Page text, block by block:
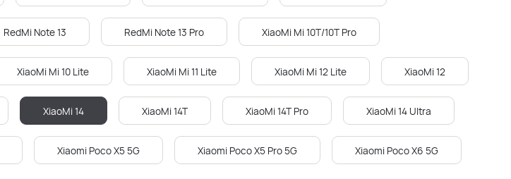
RedMi Note 13 RedMi Note 13 Pro XiaoMi Mi 10T/10T Pro
XiaoMi Mi 10 Lite XiaoMi Mi 11 Lite XiaoMi Mi 12 Lite XiaoMi 12
XiaoMi 14 XiaoMi 14T XiaoMi 14T Pro XiaoMi 14 Ultra
Xiaomi Poco X5 5G Xiaomi Poco X5 Pro 5G Xiaomi Poco X6 5G